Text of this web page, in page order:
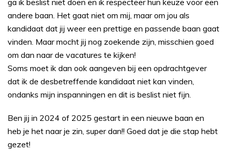
ga ik beslist niet doen en ik respecteer hun keuze voor een
andere baan. Het gaat niet om mij, maar om jou als
kandidaat dat jij weer een prettige en passende baan gaat
vinden. Maar mocht jij nog zoekende zijn, misschien goed
om dan naar de vacatures te kijken!
Soms moet ik dan ook aangeven bij een opdrachtgever
dat ik de desbetreffende kandidaat niet kan vinden,
ondanks mijn inspanningen en dit is beslist niet fijn.
Ben jij in 2024 of 2025 gestart in een nieuwe baan en
heb je het naar je zin, super dan!! Goed dat je die stap hebt
gezet!